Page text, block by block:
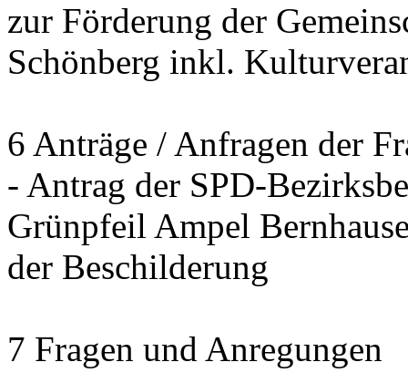
zur Förderung der
Schönberg inkl.
6 Anträge / Anfragen der
- Antrag der SPD-
Grünpfeil Ampel
der Beschilderung
7 Fragen und Anregungen